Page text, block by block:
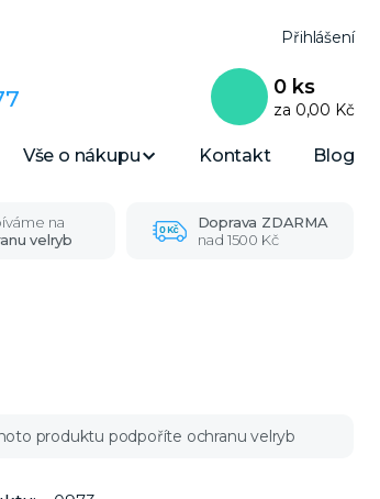
Vše o nákupu Kontakt Blog
Přihlášení
0 ks
za 0,00 Kč
na
velryb
Doprava ZDARMA
nad 1500 Kč